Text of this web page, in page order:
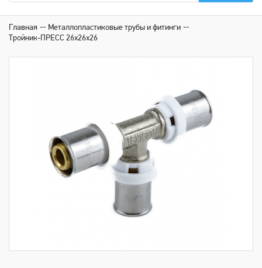
Главная
Металлопластиковые трубы и фитинги
Тройник-ПРЕСС 26х26х26